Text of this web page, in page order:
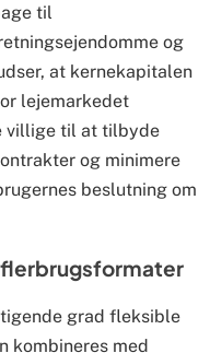
til
og
at kernekapitalen
lejemarkedet
villige til at tilbyde
og minimere
beslutning om
grad fleksible
kombineres med